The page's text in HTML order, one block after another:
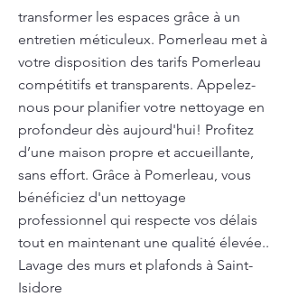
transformer les espaces grâce à un
entretien méticuleux. Pomerleau met à
votre disposition des tarifs Pomerleau
compétitifs et transparents. Appelez-
nous pour planifier votre nettoyage en
profondeur dès aujourd'hui! Profitez
d’une maison propre et accueillante,
sans effort. Grâce à Pomerleau, vous
bénéficiez d'un nettoyage
professionnel qui respecte vos délais
tout en maintenant une qualité élevée..
Lavage des murs et plafonds à Saint-
Isidore